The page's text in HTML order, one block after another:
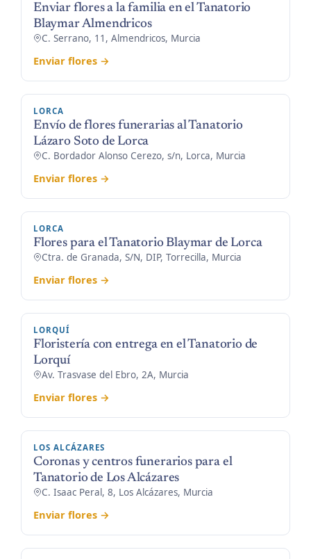
Enviar flores a la familia en el Tanatorio
Blaymar Almendricos
C. Serrano, 11, Almendricos, Murcia
Enviar flores →
LORCA
Envío de flores funerarias al Tanatorio
Lázaro Soto de Lorca
C. Bordador Alonso Cerezo, s/n, Lorca, Murcia
Enviar flores →
LORCA
Flores para el Tanatorio Blaymar de Lorca
Ctra. de Granada, S/N, DIP, Torrecilla, Murcia
Enviar flores →
LORQUÍ
Floristería con entrega en el Tanatorio de
Lorquí
Av. Trasvase del Ebro, 2A, Murcia
Enviar flores →
LOS ALCÁZARES
Coronas y centros funerarios para el
Tanatorio de Los Alcázares
C. Isaac Peral, 8, Los Alcázares, Murcia
Enviar flores →